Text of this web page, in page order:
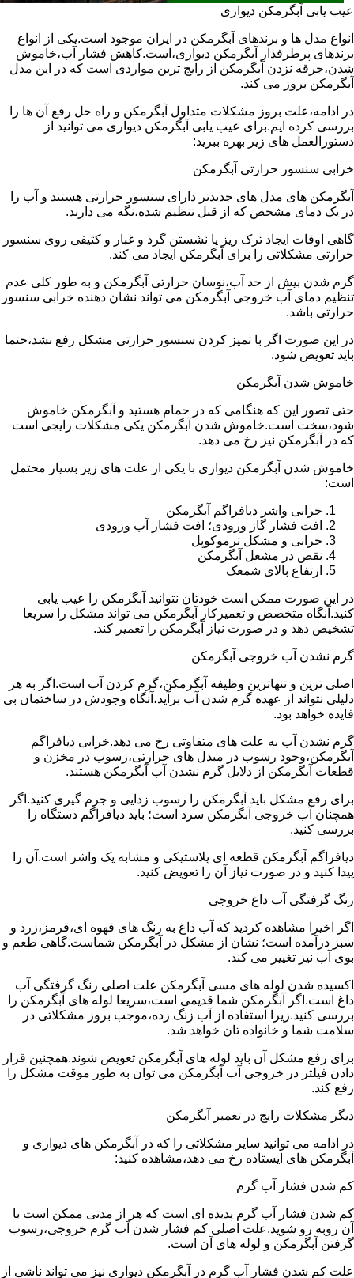
عیب یابی آبگرمکن دیواری
انواع مدل ها و برندهای آبگرمکن در ایران موجود است.یکی از انواع
برندهای پرطرفدار آبگرمکن دیواری،است.کاهش فشار آب،خاموش
شدن،جرقه نزدن آبگرمکن از رایج ترین مواردی است که در این مدل
آبگرمکن بروز می کند.
در ادامه،علت بروز مشکلات متداول آبگرمکن و راه حل رفع آن ها را
بررسی کرده ایم.برای عیب یابی آبگرمکن دیواری می توانید از
دستورالعمل های زیر بهره ببرید:
خرابی سنسور حرارتی آبگرمکن
آبگرمکن های مدل های جدیدتر دارای سنسور حرارتی هستند و آب را
در یک دمای مشخص که از قبل تنظیم شده،نگه می دارند.
گاهی اوقات ایجاد ترک ریز یا نشستن گرد و غبار و کثیفی روی سنسور
حرارتی مشکلاتی را برای آبگرمکن ایجاد می کند.
گرم شدن بیش از حد آب،نوسان حرارتی آبگرمکن و به طور کلی عدم
تنظیم دمای آب خروجی آبگرمکن می تواند نشان دهنده خرابی سنسور
حرارتی باشد.
در این صورت اگر با تمیز کردن سنسور حرارتی مشکل رفع نشد،حتما
باید تعویض شود.
خاموش شدن آبگرمکن
حتی تصور این که هنگامی که در حمام هستید و آبگرمکن خاموش
شود،سخت است.خاموش شدن آبگرمکن یکی مشکلات رایجی است
که در آبگرمکن نیز رخ می دهد.
خاموش شدن آبگرمکن دیواری با یکی از علت های زیر بسیار محتمل
است:
خرابی واشر دیافراگم آبگرمکن
افت فشار گاز ورودی؛ افت فشار آب ورودی
خرابی و مشکل ترموکوپل
نقص در مشعل آبگرمکن
ارتفاع بالای شمعک
در این صورت ممکن است خودتان نتوانید آبگرمکن را عیب یابی
کنید.آنگاه متخصص و تعمیرکار آبگرمکن می تواند مشکل را سریعا
تشخیص دهد و در صورت نیاز آبگرمکن را تعمیر کند.
گرم نشدن آب خروجی آبگرمکن
اصلی ترین و تنهاترین وظیفه آبگرمکن،گرم کردن آب است.اگر به هر
دلیلی نتواند از عهده گرم شدن آب برآید،آنگاه وجودش در ساختمان بی
فایده خواهد بود.
گرم نشدن آب به علت های متفاوتی رخ می دهد.خرابی دیافراگم
آبگرمکن،وجود رسوب در مبدل های حرارتی،رسوب در مخزن و
قطعات آبگرمکن از دلایل گرم نشدن آب آبگرمکن هستند.
برای رفع مشکل باید آبگرمکن را رسوب زدایی و جرم گیری کنید.اگر
همچنان آب خروجی آبگرمکن سرد است؛ باید دیافراگم دستگاه را
بررسی کنید.
دیافراگم آبگرمکن قطعه ای پلاستیکی و مشابه یک واشر است.آن را
پیدا کنید و در صورت نیاز آن را تعویض کنید.
رنگ گرفتگی آب داغ خروجی
اگر اخیرا مشاهده کردید که آب داغ به رنگ های قهوه ای،قرمز،زرد و
سبز درآمده است؛ نشان از مشکل در آبگرمکن شماست.گاهی طعم و
بوی آب نیز تغییر می کند.
اکسیده شدن لوله های مسی آبگرمکن علت اصلی رنگ گرفتگی آب
داغ است.اگر آبگرمکن شما قدیمی است،سریعا لوله های آبگرمکن را
بررسی کنید.زیرا استفاده از آب زنگ زده،موجب بروز مشکلاتی در
سلامت شما و خانواده تان خواهد شد.
برای رفع مشکل آن باید لوله های آبگرمکن تعویض شوند.همچنین قرار
دادن فیلتر در خروجی آب آبگرمکن می توان به طور موقت مشکل را
رفع کند.
دیگر مشکلات رایج در تعمیر آبگرمکن
در ادامه می توانید سایر مشکلاتی را که در آبگرمکن های دیواری و
آبگرمکن های ایستاده رخ می دهد،مشاهده کنید:
کم شدن فشار آب گرم
کم شدن فشار آب گرم پدیده ای است که هر از مدتی ممکن است با
آن روبه رو شوید.علت اصلی کم فشار شدن آب گرم خروجی،رسوب
گرفتن آبگرمکن و لوله های آن است.
علت کم شدن فشار آب گرم در آبگرمکن دیواری نیز می تواند ناشی از